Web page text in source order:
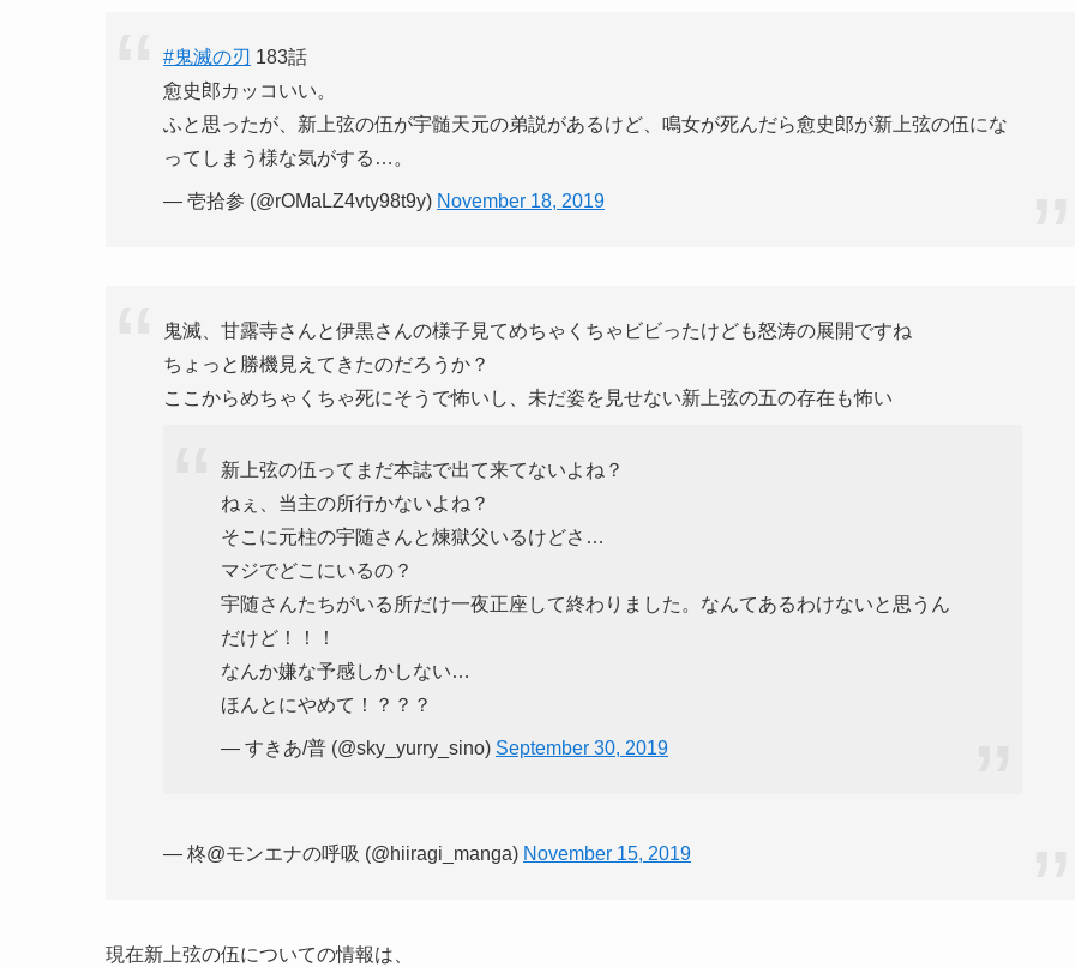
#鬼滅の刃
183話
愈史郎カッコいい。
ふと思ったが、新上弦の伍が宇髄天元の弟説があるけど、鳴女が死んだら愈史郎が新上弦の伍にな
ってしまう様な気がする…。
— 壱拾参 (@rOMaLZ4vty98t9y) November 18, 2019
鬼滅、甘露寺さんと伊黒さんの様子見てめちゃくちゃビビったけども怒涛の展開ですね
ちょっと勝機見えてきたのだろうか？
ここからめちゃくちゃ死にそうで怖いし、未だ姿を見せない新上弦の五の存在も怖い
新上弦の伍ってまだ本誌で出て来てないよね？
ねぇ、当主の所行かないよね？
そこに元柱の宇随さんと煉獄父いるけどさ…
マジでどこにいるの？
宇随さんたちがいる所だけ一夜正座して終わりました。なんてあるわけないと思うん
だけど！！！
なんか嫌な予感しかしない…
ほんとにやめて！？？？
— すきあ/普 (@sky_yurry_sino) September 30, 2019
— 柊@モンエナの呼吸 (@hiiragi_manga) November 15, 2019
現在新上弦の伍についての情報は、